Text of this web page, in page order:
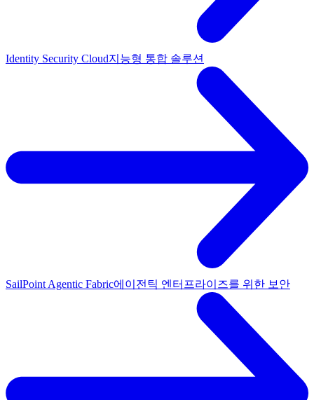
Identity Security Cloud지능형 통합 솔루션
SailPoint Agentic Fabric에이전틱 엔터프라이즈를 위한 보안